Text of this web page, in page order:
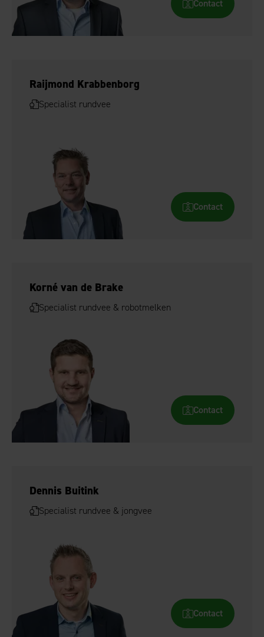
Contact
Raijmond Krabbenborg
Specialist rundvee
Contact
Korné van de Brake
Specialist rundvee & robotmelken
Contact
Dennis Buitink
Specialist rundvee & jongvee
Contact